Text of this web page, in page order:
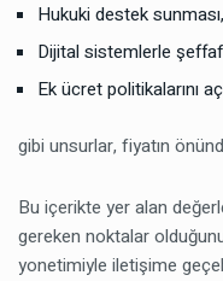
Hukuki destek sunması,
Dijital sistemlerle şeffaf
Ek ücret politikalarını
gibi unsurlar, fiyatın
Bu içerikte yer alan
gereken noktalar
yonetimiyle iletişime